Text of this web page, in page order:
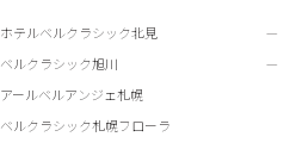
ホテルベルクラシック北見
ベルクラシック旭川
アールベルアンジェ札幌
ベルクラシック札幌フローラ